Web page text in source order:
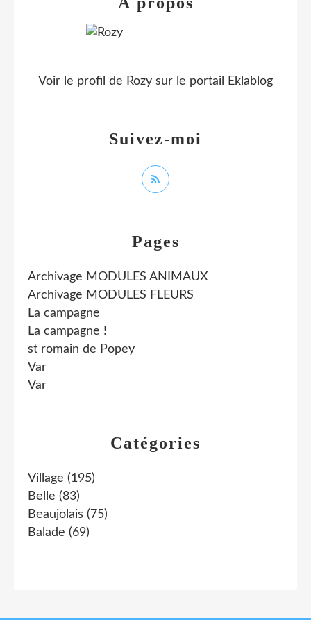
Catégories
Village (195)
Belle (83)
Beaujolais (75)
Balade (69)
Pages
Archivage MODULES ANIMAUX
Archivage MODULES FLEURS
La campagne
La campagne !
st romain de Popey
Var
Var
Suivez-moi
Voir le profil de Rozy sur le portail Eklablog